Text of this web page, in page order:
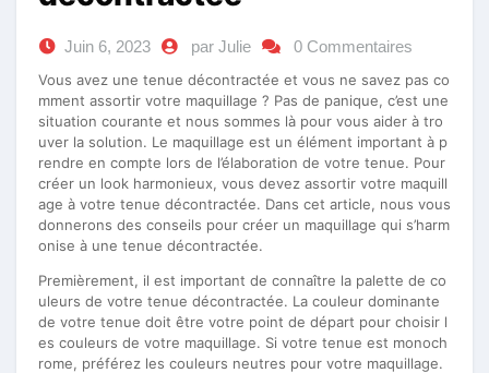
Juin 6, 2023 par Julie 0 Commentaires
Vous avez une tenue décontractée et vous ne savez pas co
mment assortir votre maquillage ? Pas de panique, c’est une
situation courante et nous sommes là pour vous aider à tro
uver la solution. Le maquillage est un élément important à p
rendre en compte lors de l’élaboration de votre tenue. Pour
créer un look harmonieux, vous devez assortir votre maquill
age à votre tenue décontractée. Dans cet article, nous vous
donnerons des conseils pour créer un maquillage qui s’harm
onise à une tenue décontractée.
Premièrement, il est important de connaître la palette de co
uleurs de votre tenue décontractée. La couleur dominante
de votre tenue doit être votre point de départ pour choisir l
es couleurs de votre maquillage. Si votre tenue est monoch
rome, préférez les couleurs neutres pour votre maquillage.